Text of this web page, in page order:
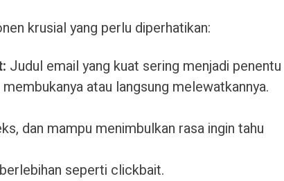
krusial yang perlu diperhatikan:
Judul email yang kuat sering menjadi penentu
atau langsung melewatkannya.
dan mampu menimbulkan rasa ingin tahu
seperti clickbait.